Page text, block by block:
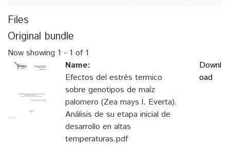
Files
Original bundle
Now showing 1 - 1 of 1
Name:
Efectos del estrés termico
sobre genotipos de maíz
palomero (Zea mays l. Everta).
Análisis de su etapa inicial de
desarrollo en altas
temperaturas.pdf
Downl
oad